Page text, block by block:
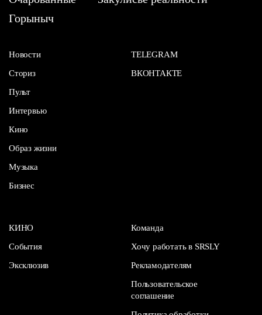
Горыныч
Новости
Сториз
Пульт
Интервью
Кино
Образ жизни
Музыка
Бизнес
TELEGRAM
ВКОНТАКТЕ
КИНО
События
Эксклюзив
Команда
Хочу работать в SRSLY
Рекламодателям
Пользовательское
соглашение